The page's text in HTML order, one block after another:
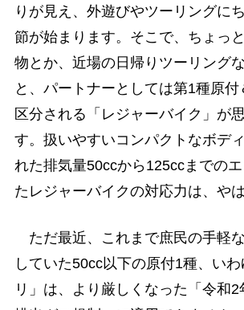
りが見え、外遊びやツーリングに
節が始まります。そこで、ちょっ
物とか、近場の日帰りツーリング
と、パートナーとしては第1種原
区分される「レジャーバイク」が
す。扱いやすいコンパクトなボデ
れた排気量50ccから125ccまでの
たレジャーバイクの対応力は、やは
ただ最近、これまで庶民の手軽
していた50cc以下の原付1種、い
リ」は、より厳しくなった「令和